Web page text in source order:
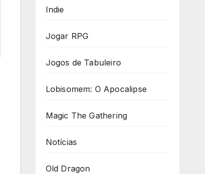
Indie
Jogar RPG
Jogos de Tabuleiro
Lobisomem: O Apocalipse
Magic The Gathering
Notícias
Old Dragon